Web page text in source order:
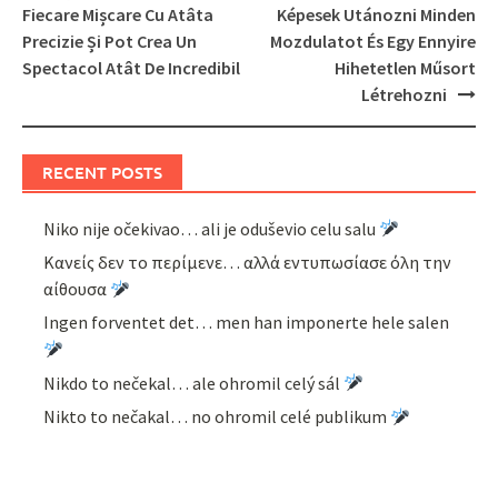
Fiecare Mișcare Cu Atâta
Precizie Și Pot Crea Un
Spectacol Atât De Incredibil
Képesek Utánozni Minden
Mozdulatot És Egy Ennyire
Hihetetlen Műsort
Létrehozni
RECENT POSTS
Niko nije očekivao… ali je oduševio celu salu
Κανείς δεν το περίμενε… αλλά εντυπωσίασε όλη την
αίθουσα
Ingen forventet det… men han imponerte hele salen
Nikdo to nečekal… ale ohromil celý sál
Nikto to nečakal… no ohromil celé publikum